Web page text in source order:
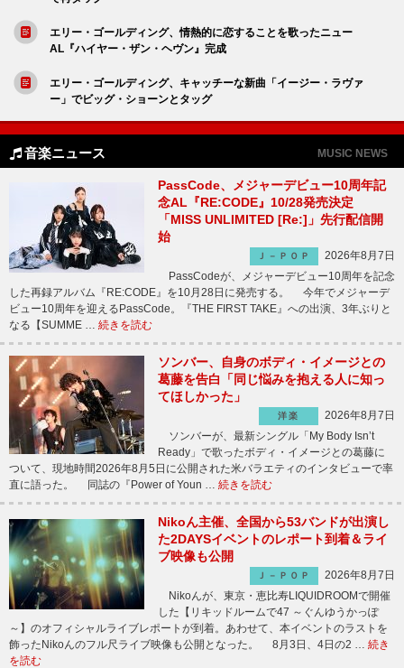
エリー・ゴールディング、情熱的に恋することを歌ったニュー
AL『ハイヤー・ザン・ヘヴン』完成
エリー・ゴールディング、キャッチーな新曲「イージー・ラヴァ
ー」でビッグ・ショーンとタッグ
音楽ニュース MUSIC NEWS
PassCode、メジャーデビュー10周年記
念AL『RE:CODE』10/28発売決定
「MISS UNLIMITED [Re:]」先行配信開
始
Ｊ－ＰＯＰ
2026年8月7日
PassCodeが、メジャーデビュー10周年を記念
した再録アルバム『RE:CODE』を10月28日に発売する。 今年でメジャーデ
ビュー10周年を迎えるPassCode。『THE FIRST TAKE』への出演、3年ぶりと
なる【SUMME … 続きを読む
ソンバー、自身のボディ・イメージとの
葛藤を告白「同じ悩みを抱える人に知っ
てほしかった」
洋楽
2026年8月7日
ソンバーが、最新シングル「My Body Isn’t
Ready」で歌ったボディ・イメージとの葛藤に
ついて、現地時間2026年8月5日に公開された米バラエティのインタビューで率
直に語った。 同誌の『Power of Youn … 続きを読む
Nikoん主催、全国から53バンドが出演し
た2DAYSイベントのレポート到着＆ライ
ブ映像も公開
Ｊ－ＰＯＰ
2026年8月7日
Nikoんが、東京・恵比寿LIQUIDROOMで開催
した【リキッドルームで47 ～ぐんゆうかっぽ
～】のオフィシャルライブレポートが到着。あわせて、本イベントのラストを
飾ったNikoんのフル尺ライブ映像も公開となった。 8月3日、4日の2 … 続き
を読む